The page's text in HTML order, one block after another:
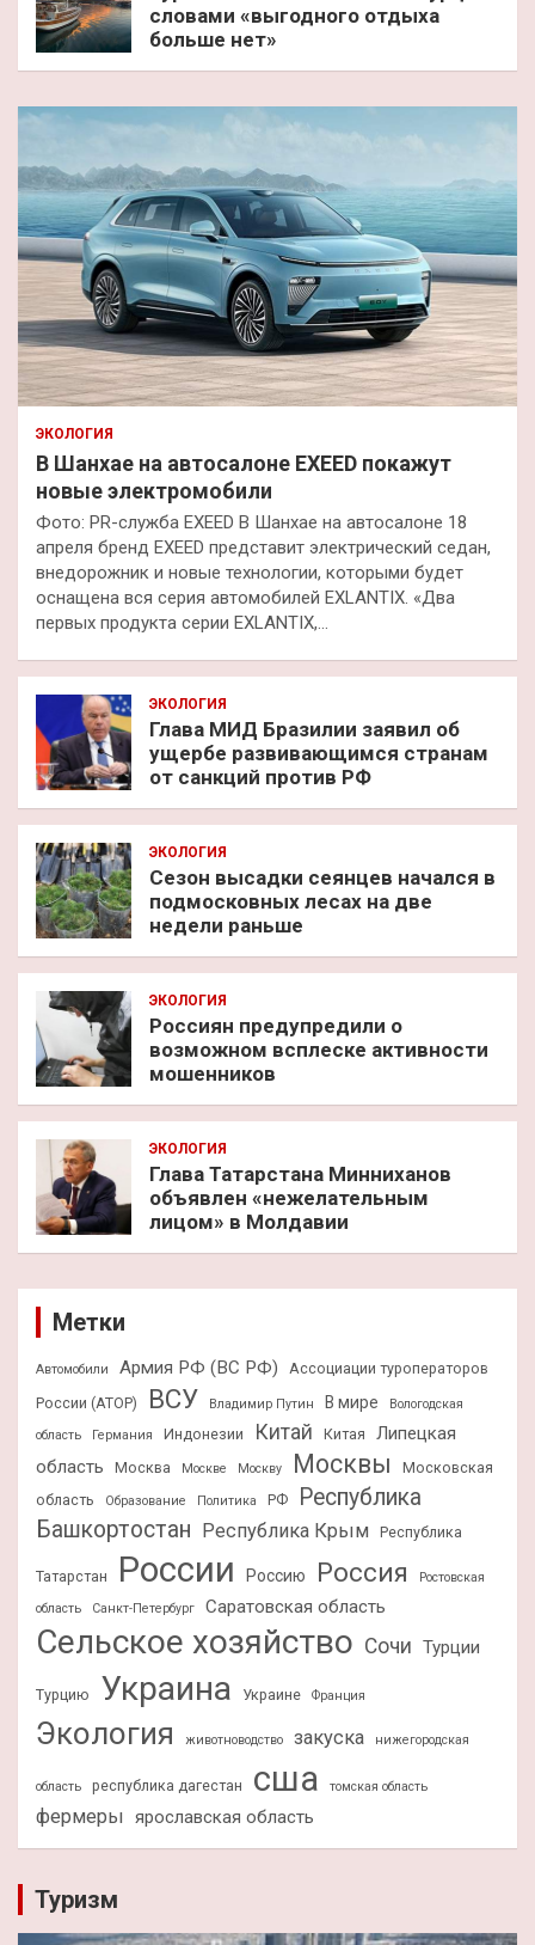
словами «выгодного отдыха
больше нет»
ЭКОЛОГИЯ
В Шанхае на автосалоне EXEED покажут
новые электромобили
Фото: PR-служба EXEED В Шанхае на автосалоне 18
апреля бренд EXEED представит электрический седан,
внедорожник и новые технологии, которыми будет
оснащена вся серия автомобилей EXLANTIX. «Два
первых продукта серии EXLANTIX,…
ЭКОЛОГИЯ
Глава МИД Бразилии заявил об
ущербе развивающимся странам
от санкций против РФ
ЭКОЛОГИЯ
Сезон высадки сеянцев начался в
подмосковных лесах на две
недели раньше
ЭКОЛОГИЯ
Россиян предупредили о
возможном всплеске активности
мошенников
ЭКОЛОГИЯ
Глава Татарстана Минниханов
объявлен «нежелательным
лицом» в Молдавии
Метки
Автомобили Армия РФ (ВС РФ)
Ассоциации туроператоров
России (АТОР)
ВСУ Владимир Путин В мире
Вологодская
область
Германия Индонезии Китай Китая
Липецкая
область
Москва Москве Москву Москвы
Московская
область
Образование Политика РФ
Республика
Башкортостан Республика Крым Республика
Татарстан России Россию Россия
Ростовская
область
Санкт-Петербург Саратовская область
Сельское хозяйство Сочи Турции
Турцию Украина Украине Франция
Экология животноводство закуска нижегородская
область республика дагестан сша томская область
фермеры ярославская область
Туризм